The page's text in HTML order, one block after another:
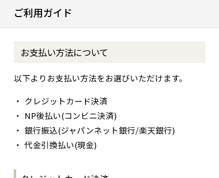
ご利用ガイド
お支払い方法について
以下よりお支払い方法をお選びいただけます。
クレジットカード決済
NP後払い(コンビニ決済)
銀行振込(ジャパンネット銀行/楽天銀行)
代金引換払い(現金)